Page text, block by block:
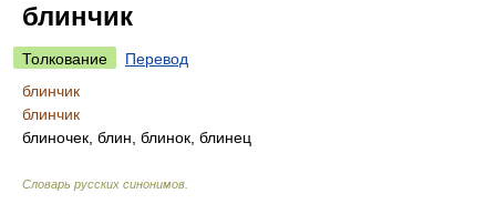
блинчик
Толкование
Перевод
блинчик
блинчик
блиночек, блин, блинок, блинец
Словарь русских синонимов